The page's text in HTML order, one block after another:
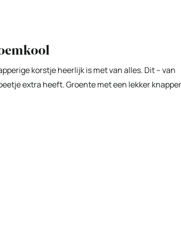
korstje heerlijk is met van alles. Dit – van
extra heeft. Groente met een lekker